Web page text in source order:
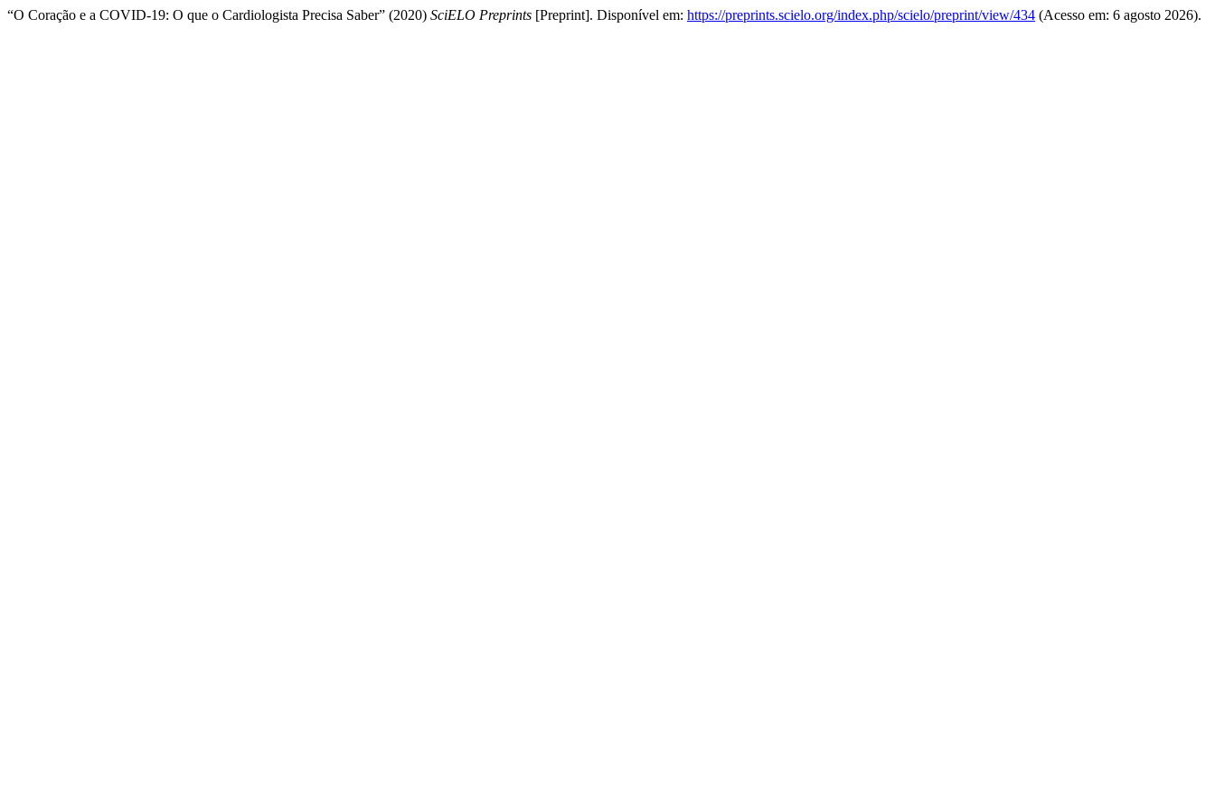
“O Coração e a COVID-19: O que o Cardiologista Precisa Saber” (2020) SciELO Preprints [Preprint]. Disponível em: https://preprints.scielo.org/index.php/scielo/preprint/view/434 (Acesso em: 6 agosto 2026).